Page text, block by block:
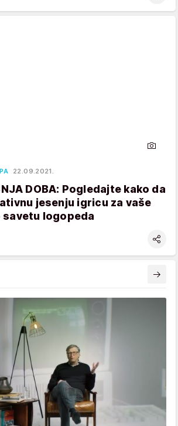
22.09.2021.
DOBA: Pogledajte kako da
jesenju igricu za vaše
savetu logopeda